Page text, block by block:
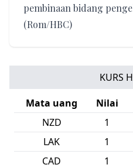
pembinaan bidang
(Rom/HBC)
KURS
Mata uang
Nilai
NZD
1
LAK
1
CAD
1